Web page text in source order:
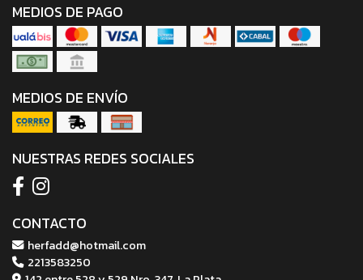
MEDIOS DE PAGO
MEDIOS DE ENVÍO
NUESTRAS REDES SOCIALES
CONTACTO
herfadd@hotmail.com
2213583250